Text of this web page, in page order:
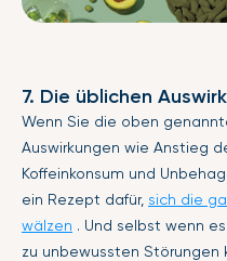
7. Die üblichen
Wenn Sie die oben
Auswirkungen wie Anstieg
Koffeinkonsum und
ein Rezept dafür, sich die
wälzen . Und selbst wenn
zu unbewussten Störungen